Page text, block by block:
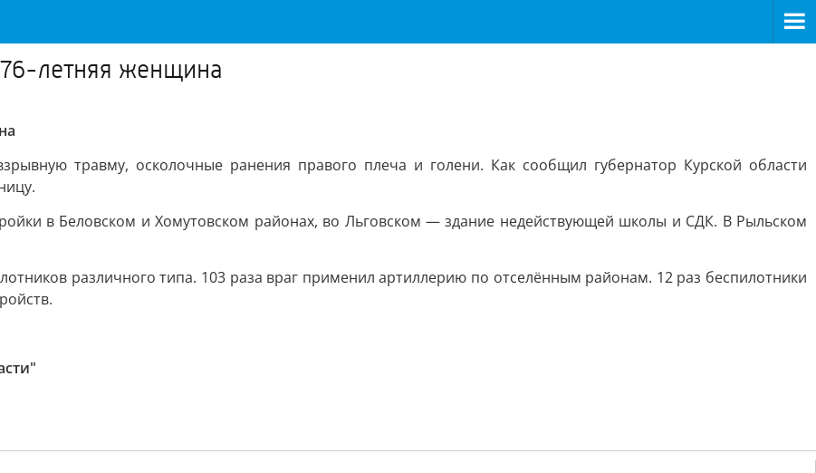
76-летняя женщина
травму, осколочные ранения правого плеча и голени. Как сообщил губернатор Курской области
в Беловском и Хомутовском районах, во Льговском — здание недействующей школы и СДК. В Рыльском
различного типа. 103 раза враг применил артиллерию по отселённым районам. 12 раз беспилотники